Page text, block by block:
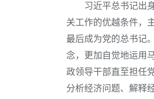
习近平总书记出
关工作的优越条件，
最后成为党的总书记
念，更加自觉地运用
政领导干部直至担任
分析经济问题、解释